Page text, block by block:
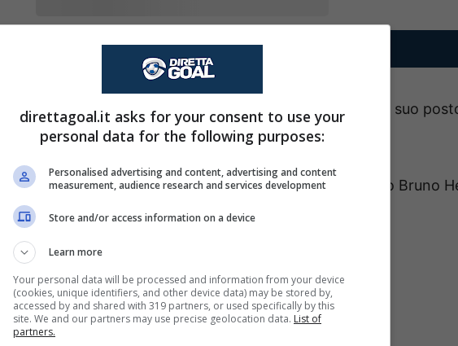
Jorge Carrascal esce, al suo
Cruz.
87' Pedro esce, al suo posto Bruno
al suo posto Jose
77'
al suo posto Martin
direttagoal.it asks for your consent to use your
personal data for the following purposes:
Personalised advertising and content, advertising and content
measurement, audience research and services development
Store and/or access information on a device
Learn more
Your personal data will be processed and information from your device
(cookies, unique identifiers, and other device data) may be stored by,
accessed by and shared with 319 partners, or used specifically by this
site. We and our partners may use precise geolocation data. List of
partners.